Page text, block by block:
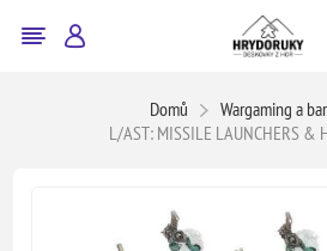
Domů
Wargaming a
L/AST: MISSILE LAUNCHERS &